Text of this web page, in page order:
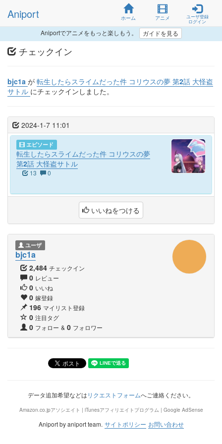
Aniport ホーム アニメ
ユーザ登録
ログイン
Aniportでアニメをもっと楽しもう。 ガイドを見る
チェックイン
bjc1a が 転生したらスライムだった件 コリウスの夢 第2話 大怪盗
サトル にチェックインしました。
2024-1-7 11:01
エピソード
転生したらスライムだった件 コリウスの夢
第2話 大怪盗サトル
13 0
いいねをつける
ユーザ
bjc1a
2,484 チェックイン
0 レビュー
0 いいね
0 嫁登録
196 マイリスト登録
0 注目タグ
0 フォロー & 0 フォロワー
データ追加希望などはリクエストフォームへご連絡ください。
Amazon.co.jpアソシエイト | iTunesアフィリエイトプログラム | Google AdSense
Aniport by aniport team. サイトポリシー お問い合わせ